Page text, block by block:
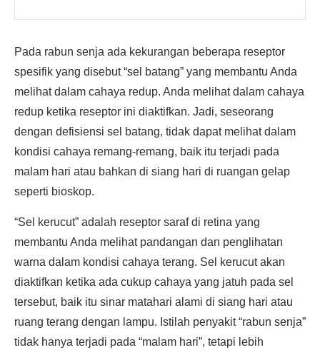
Pada rabun senja ada kekurangan beberapa reseptor
spesifik yang disebut “sel batang” yang membantu Anda
melihat dalam cahaya redup. Anda melihat dalam cahaya
redup ketika reseptor ini diaktifkan. Jadi, seseorang
dengan defisiensi sel batang, tidak dapat melihat dalam
kondisi cahaya remang-remang, baik itu terjadi pada
malam hari atau bahkan di siang hari di ruangan gelap
seperti bioskop.
“Sel kerucut” adalah reseptor saraf di retina yang
membantu Anda melihat pandangan dan penglihatan
warna dalam kondisi cahaya terang. Sel kerucut akan
diaktifkan ketika ada cukup cahaya yang jatuh pada sel
tersebut, baik itu sinar matahari alami di siang hari atau
ruang terang dengan lampu. Istilah penyakit “rabun senja”
tidak hanya terjadi pada “malam hari”, tetapi lebih